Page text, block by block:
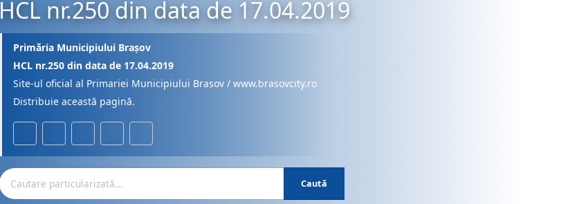
HCL nr.250 din data de 17.04.2019
Primăria Municipiului Brașov
HCL nr.250 din data de 17.04.2019
Site-ul oficial al Primariei Municipiului Brasov / www.brasovcity.ro
Distribuie această pagină.
Caută